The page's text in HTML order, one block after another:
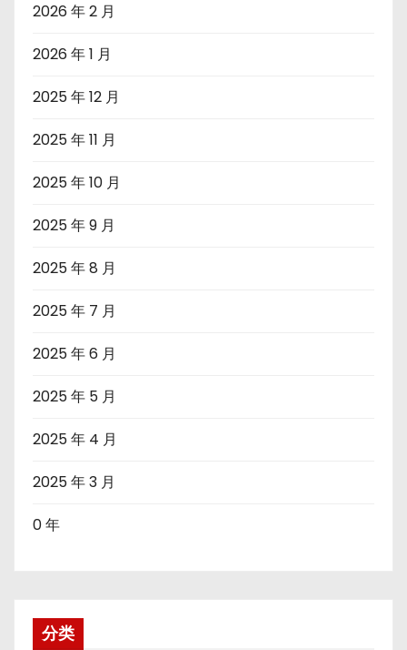
2026 年 2 月
2026 年 1 月
2025 年 12 月
2025 年 11 月
2025 年 10 月
2025 年 9 月
2025 年 8 月
2025 年 7 月
2025 年 6 月
2025 年 5 月
2025 年 4 月
2025 年 3 月
0 年
分类